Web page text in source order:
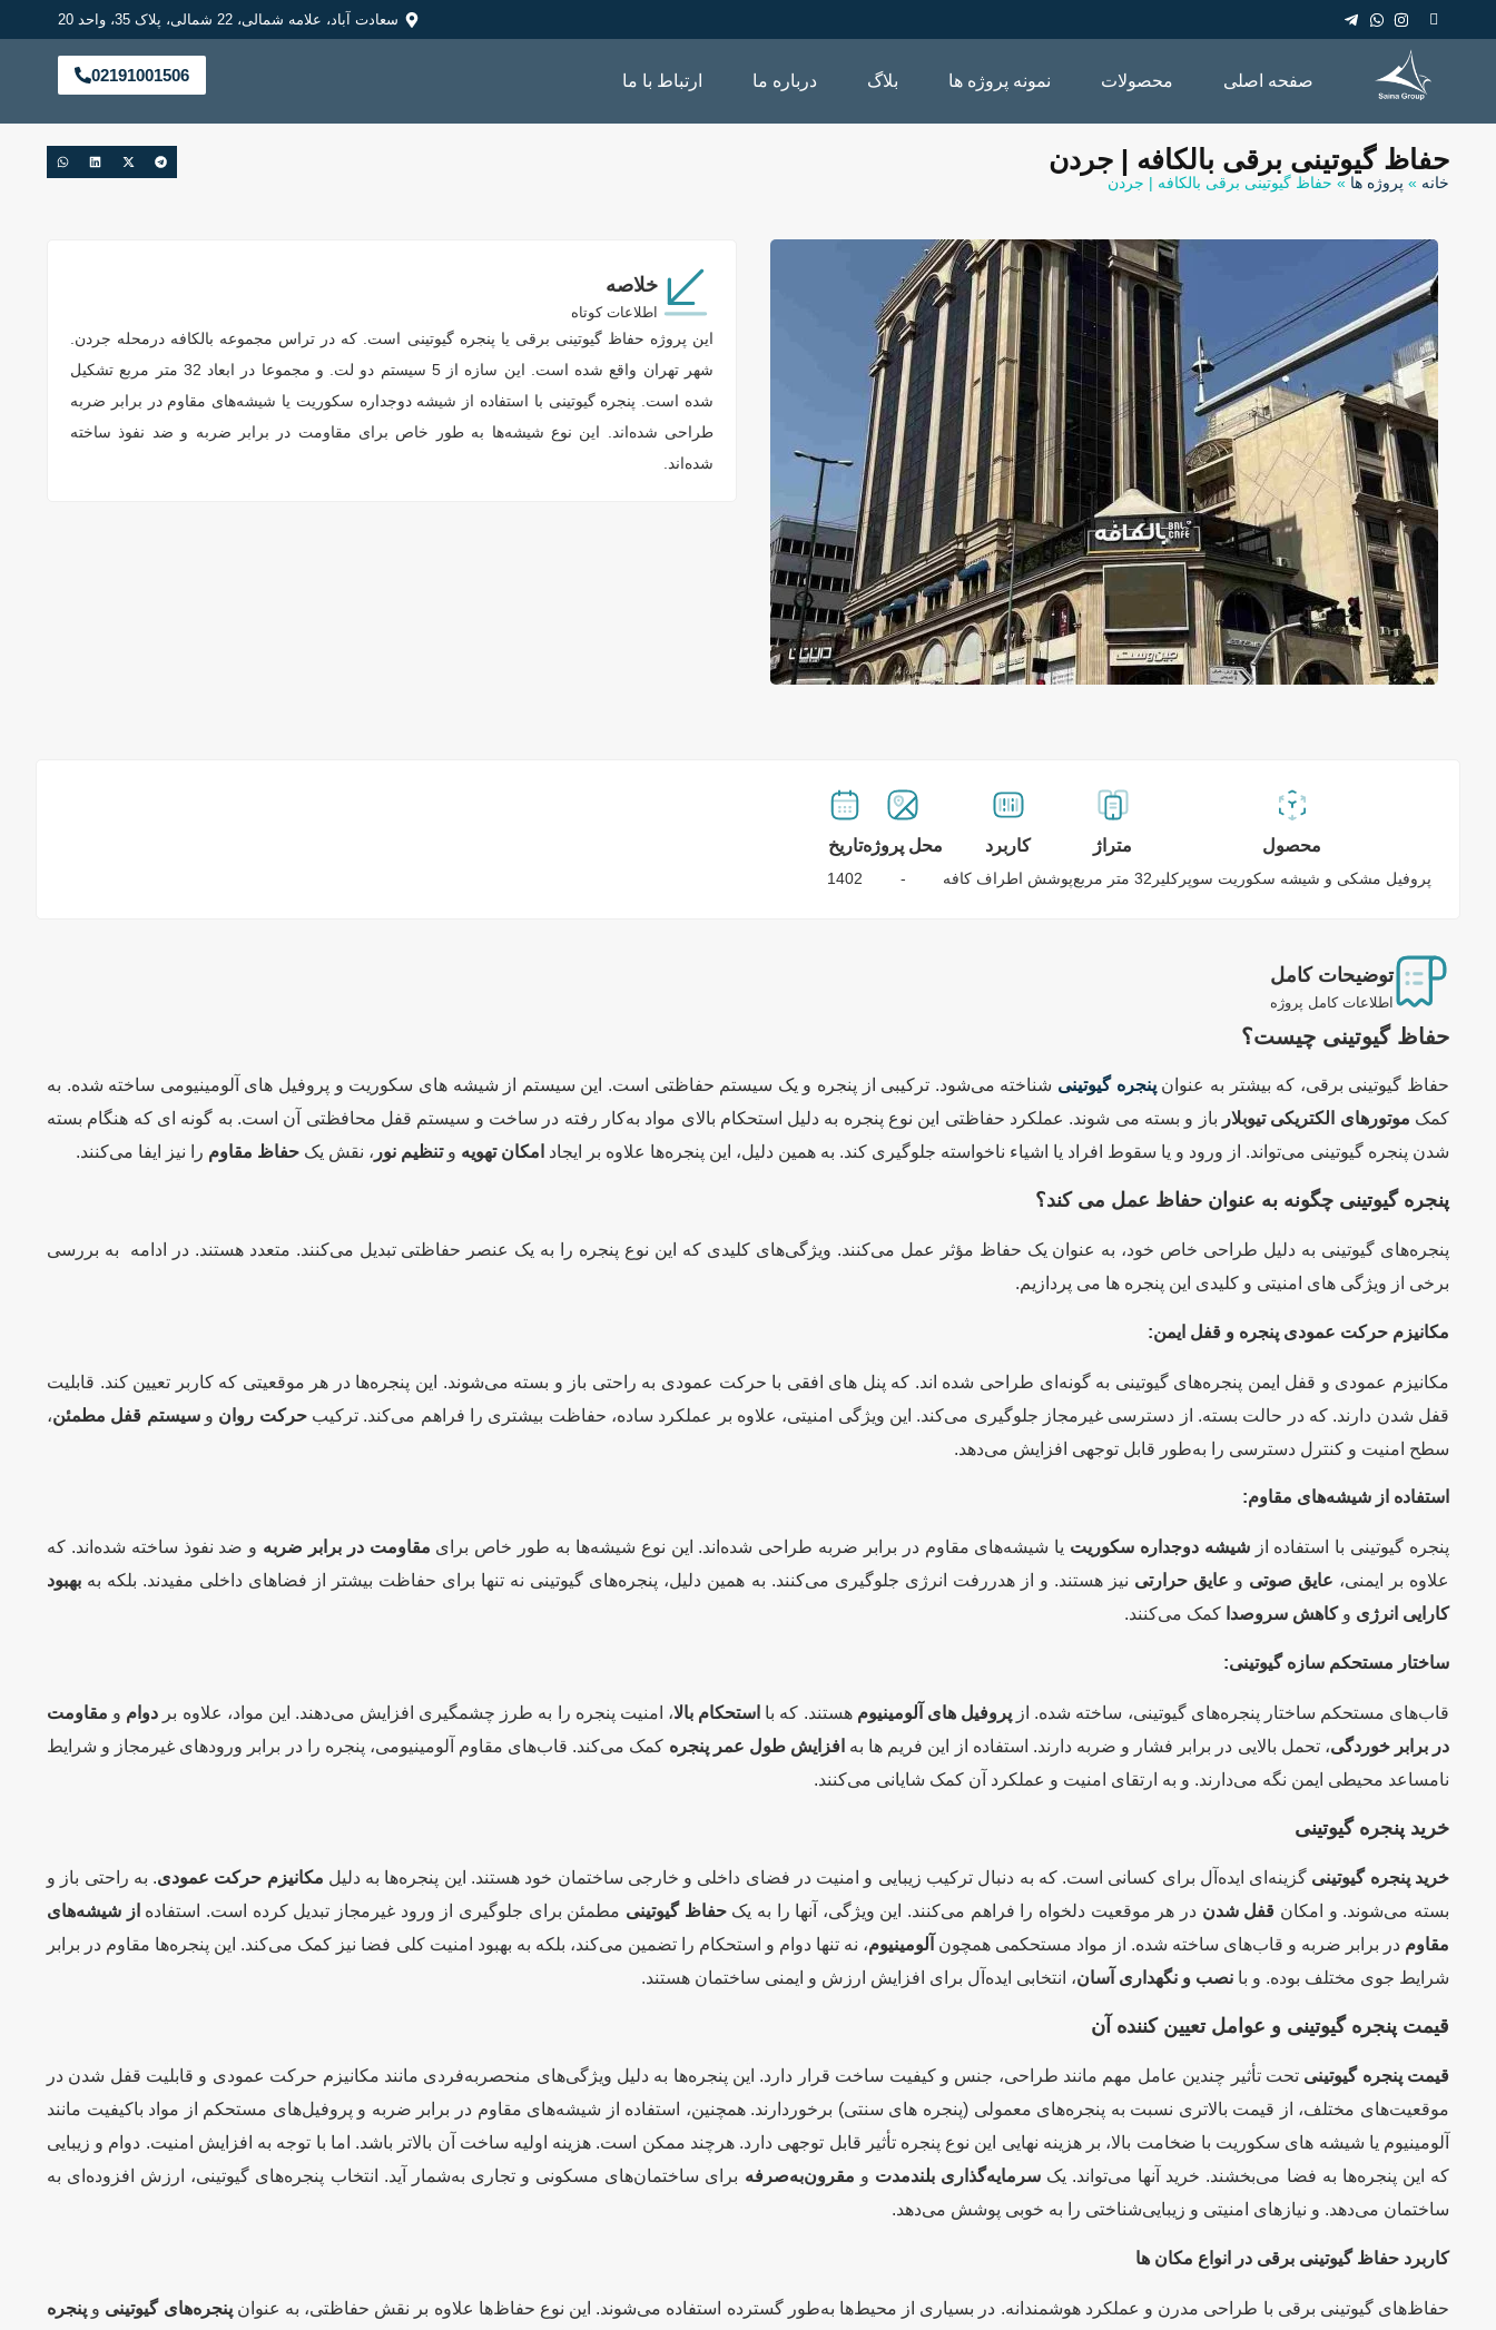
سعادت آباد، علامه شمالی، 22 شمالی، پلاک 35، واحد 20
صفحه اصلی محصولات نمونه پروژه ها بلاگ درباره ما ارتباط با ما 02191001506
حفاظ گیوتینی برقی بالکافه | جردن
خانه » پروژه ها » حفاظ گیوتینی برقی بالکافه | جردن
خلاصه
اطلاعات کوتاه
این پروژه حفاظ گیوتینی برقی یا پنجره گیوتینی است. که در تراس مجموعه بالکافه درمحله جردن.
شهر تهران واقع شده است. این سازه از 5 سیستم دو لت. و مجموعا در ابعاد 32 متر مربع تشکیل
شده است. پنجره‌ گیوتینی با استفاده از شیشه‌ دوجداره سکوریت یا شیشه‌های مقاوم در برابر ضربه
طراحی شده‌اند. این نوع شیشه‌ها به طور خاص برای مقاومت در برابر ضربه و ضد نفوذ ساخته
شده‌اند.
محصول
پروفیل مشکی و شیشه سکوریت سوپرکلیر
متراژ
32 متر مربع
کاربرد
پوشش اطراف کافه
محل پروژه
-
تاریخ
1402
توضیحات کامل
اطلاعات کامل پروژه
حفاظ گیوتینی چیست؟
حفاظ گیوتینی برقی، که بیشتر به عنوانپنجره گیوتینی شناخته می‌شود. ترکیبی از پنجره و یک سیستم حفاظتی است. این سیستم از شیشه های سکوریت و پروفیل های آلومینیومی ساخته شده. به
کمک موتورهای الکتریکی تیوبلار باز و بسته می شوند. عملکرد حفاظتی این نوع پنجره به دلیل استحکام بالای مواد به‌کار رفته در ساخت و سیستم قفل محافظتی آن است. به گونه ای که هنگام بسته
شدن پنجره گیوتینی می‌تواند. از ورود و یا سقوط افراد یا اشیاء ناخواسته جلوگیری کند. به همین دلیل، این پنجره‌ها علاوه بر ایجاد امکان تهویه وتنظیم نور ، نقش یک حفاظ مقاوم را نیز ایفا می‌کنند.
پنجره گیوتینی چگونه به عنوان حفاظ عمل می کند؟
پنجره‌های گیوتینی به دلیل طراحی خاص خود، به عنوان یک حفاظ مؤثر عمل می‌کنند. ویژگی‌های کلیدی که این نوع پنجره را به یک عنصر حفاظتی تبدیل می‌کنند. متعدد هستند. در ادامه به بررسی
برخی از ویژگی های امنیتی و کلیدی این پنجره ها می پردازیم.
مکانیزم حرکت عمودی پنجره و قفل ایمن:
مکانیزم عمودی و قفل ایمن پنجره‌های گیوتینی به گونه‌ای طراحی شده اند. که پنل های افقی با حرکت عمودی به راحتی باز و بسته می‌شوند. این پنجره‌ها در هر موقعیتی که کاربر تعیین کند. قابلیت
قفل شدن دارند. که در حالت بسته. از دسترسی غیرمجاز جلوگیری می‌کند. این ویژگی امنیتی، علاوه بر عملکرد ساده، حفاظت بیشتری را فراهم می‌کند. ترکیبحرکت روان وسیستم قفل مطمئن،
سطح امنیت و کنترل دسترسی را به‌طور قابل توجهی افزایش می‌دهد.
استفاده از شیشه‌های مقاوم:
پنجره‌ گیوتینی با استفاده ازشیشه‌ دوجداره سکوریت یا شیشه‌های مقاوم در برابر ضربه طراحی شده‌اند. این نوع شیشه‌ها به طور خاص برای مقاومت در برابر ضربه و ضد نفوذ ساخته شده‌اند. که
علاوه بر ایمنی، عایق صوتی و عایق حرارتی نیز هستند. و از هدررفت انرژی جلوگیری می‌کنند. به همین دلیل، پنجره‌های گیوتینی نه تنها برای حفاظت بیشتر از فضاهای داخلی مفیدند. بلکه به بهبود
کارایی انرژی وکاهش سروصدا کمک می‌کنند.
ساختار مستحکم سازه گیوتینی:
قاب‌های مستحکم ساختار پنجره‌های گیوتینی، ساخته شده. ازپروفیل های آلومینیوم هستند. که با استحکام بالا، امنیت پنجره را به طرز چشمگیری افزایش می‌دهند. این مواد، علاوه بر دوام و مقاومت
در برابر خوردگی، تحمل بالایی در برابر فشار و ضربه دارند. استفاده از این فریم ها به افزایش طول عمر پنجره کمک می‌کند. قاب‌های مقاوم آلومینیومی، پنجره را در برابر ورودهای غیرمجاز و شرایط
نامساعد محیطی ایمن نگه می‌دارند. و به ارتقای امنیت و عملکرد آن کمک شایانی می‌کنند.
خرید پنجره گیوتینی
خرید پنجره گیوتینی گزینه‌ای ایده‌آل برای کسانی است. که به دنبال ترکیب زیبایی و امنیت در فضای داخلی و خارجی ساختمان خود هستند. این پنجره‌ها به دلیل مکانیزم حرکت عمودی. به راحتی باز و
بسته می‌شوند. و امکان قفل شدن در هر موقعیت دلخواه را فراهم می‌کنند. این ویژگی، آنها را به یکحفاظ گیوتینی مطمئن برای جلوگیری از ورود غیرمجاز تبدیل کرده است. استفاده از شیشه‌های
مقاومدر برابر ضربه و قاب‌های ساخته شده. از مواد مستحکمی همچون آلومینیوم، نه تنها دوام و استحکام را تضمین می‌کند، بلکه به بهبود امنیت کلی فضا نیز کمک می‌کند. این پنجره‌ها مقاوم در برابر
شرایط جوی مختلف بوده. و با نصب و نگهداری آسان، انتخابی ایده‌آل برای افزایش ارزش و ایمنی ساختمان هستند.
قیمت پنجره گیوتینی و عوامل تعیین کننده آن
قیمت پنجره‌ گیوتینی تحت تأثیر چندین عامل مهم مانند طراحی، جنس و کیفیت ساخت قرار دارد. این پنجره‌ها به دلیل ویژگی‌های منحصربه‌فردی مانند مکانیزم حرکت عمودی و قابلیت قفل شدن در
موقعیت‌های مختلف، از قیمت بالاتری نسبت به پنجره‌های معمولی (پنجره های سنتی) برخوردارند. همچنین، استفاده از شیشه‌های مقاوم در برابر ضربه و پروفیل‌های مستحکم از مواد باکیفیت مانند
آلومینیوم یا شیشه های سکوریت با ضخامت بالا، بر هزینه نهایی این نوع پنجره تأثیر قابل توجهی دارد. هرچند ممکن است. هزینه اولیه ساخت آن بالاتر باشد. اما با توجه به افزایش امنیت. دوام و زیبایی
که این پنجره‌ها به فضا می‌بخشند. خرید آنها می‌تواند. یکسرمایه‌گذاری بلندمدت و مقرون‌به‌صرفه برای ساختمان‌های مسکونی و تجاری به‌شمار آید. انتخاب پنجره‌های گیوتینی، ارزش افزوده‌ای به
ساختمان می‌دهد. و نیازهای امنیتی و زیبایی‌شناختی را به خوبی پوشش می‌دهد.
کاربرد حفاظ گیوتینی برقی در انواع مکان ها
حفاظ‌های گیوتینی برقی با طراحی مدرن و عملکرد هوشمندانه. در بسیاری از محیط‌ها به‌طور گسترده استفاده می‌شوند. این نوع حفاظ‌ها علاوه بر نقش حفاظتی، به عنوانپنجره‌های گیوتینی و پنجره